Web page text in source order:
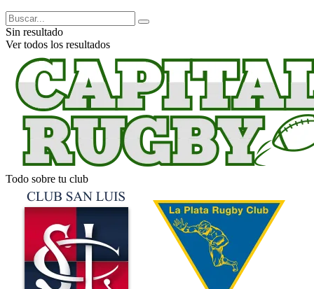
Sin resultado
Ver todos los resultados
Todo sobre tu club